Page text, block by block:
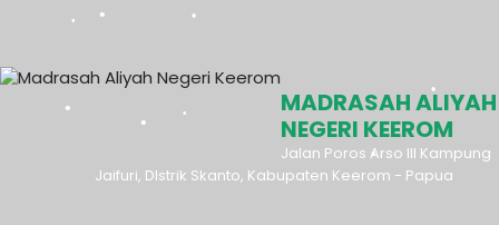
MADRASAH ALIYAH
NEGERI KEEROM
Jalan Poros Arso III Kampung
Jaifuri, DIstrik Skanto, Kabupaten Keerom - Papua